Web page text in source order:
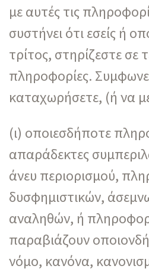
με αυτές τις
συστήνει ότι εσείς ή
τρίτος, στηρίζεστε σε
πληροφορίες.
καταχωρήσετε, (ή να
(ι) οποιεσδήποτε
απαράδεκτες
άνευ περιορισμού,
δυσφημιστικών,
αναληθών, ή
παραβιάζουν
νόμο, κανόνα,